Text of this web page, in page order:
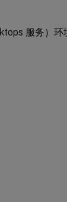
服务）环